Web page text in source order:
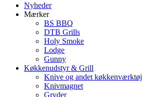
Nyheder
Mærker
BS BBQ
DTB Grills
Holy Smoke
Lodge
Gunny
Køkkenudstyr & Grill
Knive og andet køkkenværktøj
Knivmagnet
Gryder